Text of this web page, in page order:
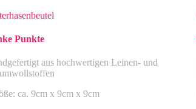
Punkte
aus hochwertigen Leinen- und
ca. 9cm x 9cm x 9cm